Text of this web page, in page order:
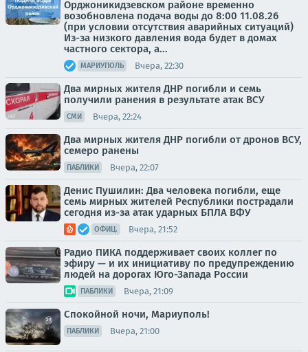
Орджоникидзевском районе временно
возобновлена подача воды до 8:00 11.08.26
(при условии отсутствия аварийных ситуаций)
Из-за низкого давления вода будет в домах
частного сектора, а...
МАРИУПОЛЬ Вчера, 22:30
Два мирных жителя ДНР погибли и семь
получили ранения в результате атак ВСУ
СМИ Вчера, 22:24
Два мирных жителя ДНР погибли от дронов ВСУ,
семеро ранены
ПАБЛИКИ Вчера, 22:07
Денис Пушилин: Два человека погибли, еще
семь мирных жителей Республики пострадали
сегодня из-за атак ударных БПЛА ВФУ
ОФИЦ. Вчера, 21:52
Радио ПИКА поддерживает своих коллег по
эфиру — и их инициативу по предупреждению
людей на дорогах Юго-Запада России
ПАБЛИКИ Вчера, 21:09
Спокойной ночи, Мариуполь!
ПАБЛИКИ Вчера, 21:00